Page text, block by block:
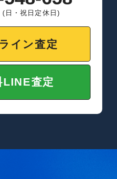
日・祝日定休日)
イン査定
LINE査定